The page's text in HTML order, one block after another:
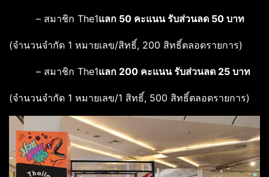
– สมาชิก The1แลก 50 คะแนน รับส่วนลด 50 บาท
(จำนวนจำกัด 1 หมายเลข/สิทธิ์, 200 สิทธิ์ตลอดรายการ)
– สมาชิก The1แลก 200 คะแนน รับส่วนลด 25 บาท
(จำนวนจำกัด 1 หมายเลข/1 สิทธิ์, 500 สิทธิ์ตลอดรายการ)